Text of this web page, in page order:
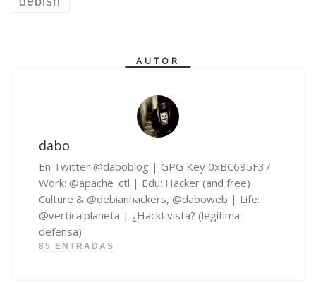
AUTOR
dabo
En Twitter @daboblog | GPG Key 0xBC695F37
Work: @apache_ctl | Edu: Hacker (and free)
Culture & @debianhackers, @daboweb | Life:
@verticalplaneta | ¿Hacktivista? (legítima
defensa)
85 ENTRADAS